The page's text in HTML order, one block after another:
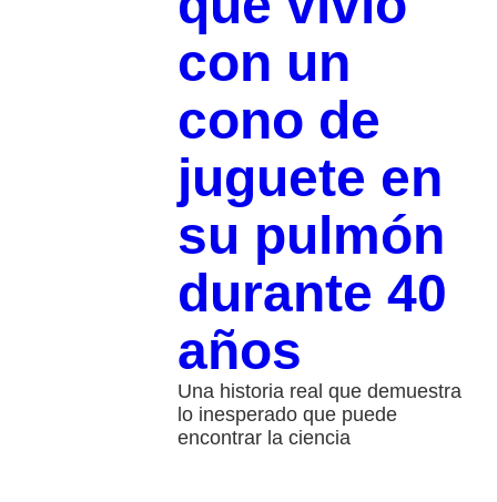
con un
cono de
juguete en
su pulmón
durante 40
años
Una historia real que demuestra
lo inesperado que puede
encontrar la ciencia